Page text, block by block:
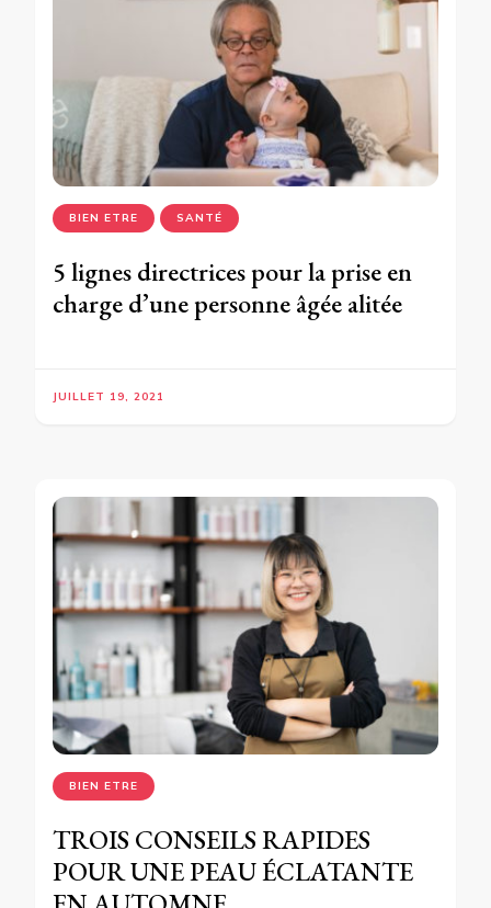
BIEN ETRE SANTÉ
5 lignes directrices pour la prise en
charge d’une personne âgée alitée
JUILLET 19, 2021
BIEN ETRE
TROIS CONSEILS RAPIDES
POUR UNE PEAU ÉCLATANTE